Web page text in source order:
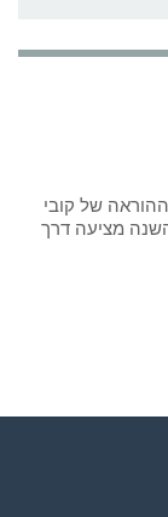
של קובי
מציעה דרך